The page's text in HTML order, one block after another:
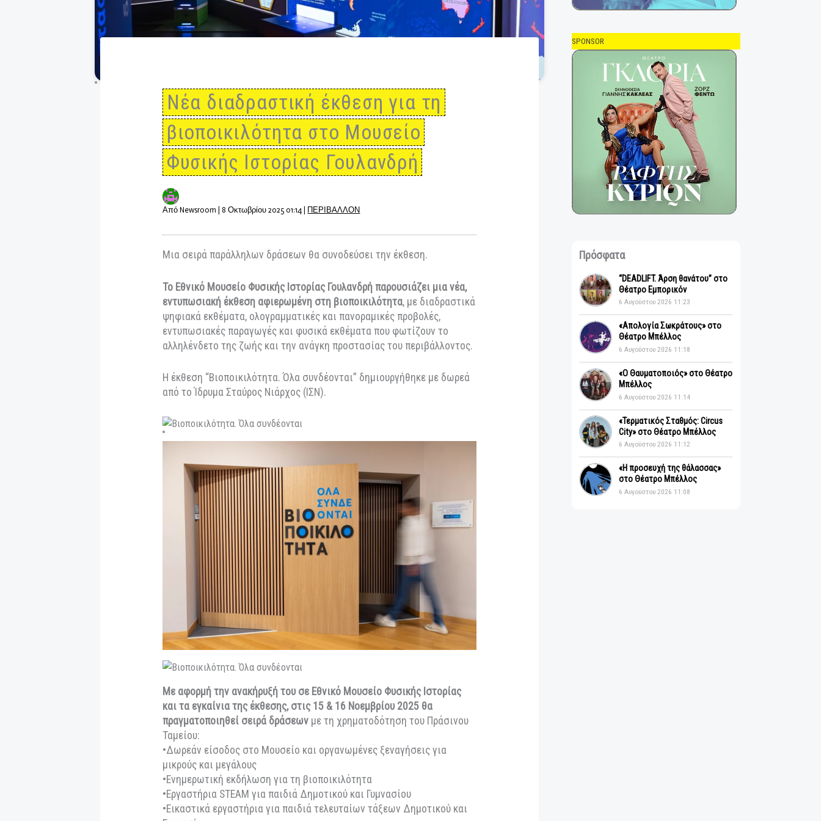
Νέα διαδραστική έκθεση για τη
βιοποικιλότητα στο Μουσείο
Φυσικής Ιστορίας Γουλανδρή
Από Newsroom | 8 Οκτωβρίου 2025 01:14 ΠΕΡΙΒΑΛΛΟΝ
Μια σειρά παράλληλων δράσεων θα συνοδεύσει την έκθεση.
Το Εθνικό Μουσείο Φυσικής Ιστορίας Γουλανδρή παρουσιάζει μια νέα,
ψηφιακά εκθέματα, ολογραμματικές και πανοραμικές προβολές,
εντυπωσιακές παραγωγές και φυσικά εκθέματα που φωτίζουν το
από το Ίδρυμα Σταύρος Νιάρχος (ΙΣΝ).
Με αφορμή την ανακήρυξή του σε Εθνικό Μουσείο Φυσικής Ιστορίας
και τα εγκαίνια της έκθεσης, στις 15 & 16 Νοεμβρίου 2025 θα
SPONSOR
Θέατρο Εμπορικόν
«Απολογία Σωκράτους» στο
6 Αυγούστου 2026 11:18
«Ο Θαυματοποιός» στο Θέατρο
6 Αυγούστου 2026 11:14
«Τερματικός Σταθμός: Circus